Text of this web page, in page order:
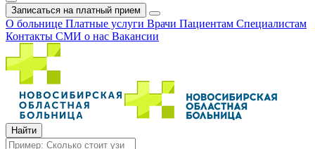
Записаться на платный прием
О больнице Платные услуги Врачи Пациентам Специалистам
Контакты СМИ о нас Вакансии